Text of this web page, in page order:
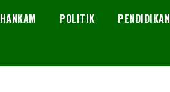
HANKAM POLITIK PENDIDIKAN